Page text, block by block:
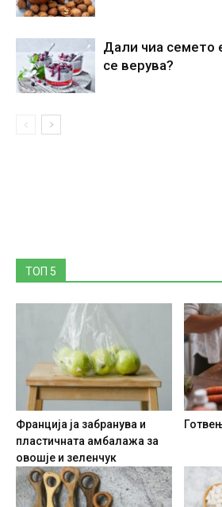
Дали чиа семето
се верува?
ТОП 5
Франција ја забранува и
пластичната амбалажа за
овошје и зеленчук